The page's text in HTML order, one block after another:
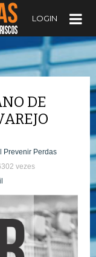
LOGIN
DE
Prevenir Perdas
vezes